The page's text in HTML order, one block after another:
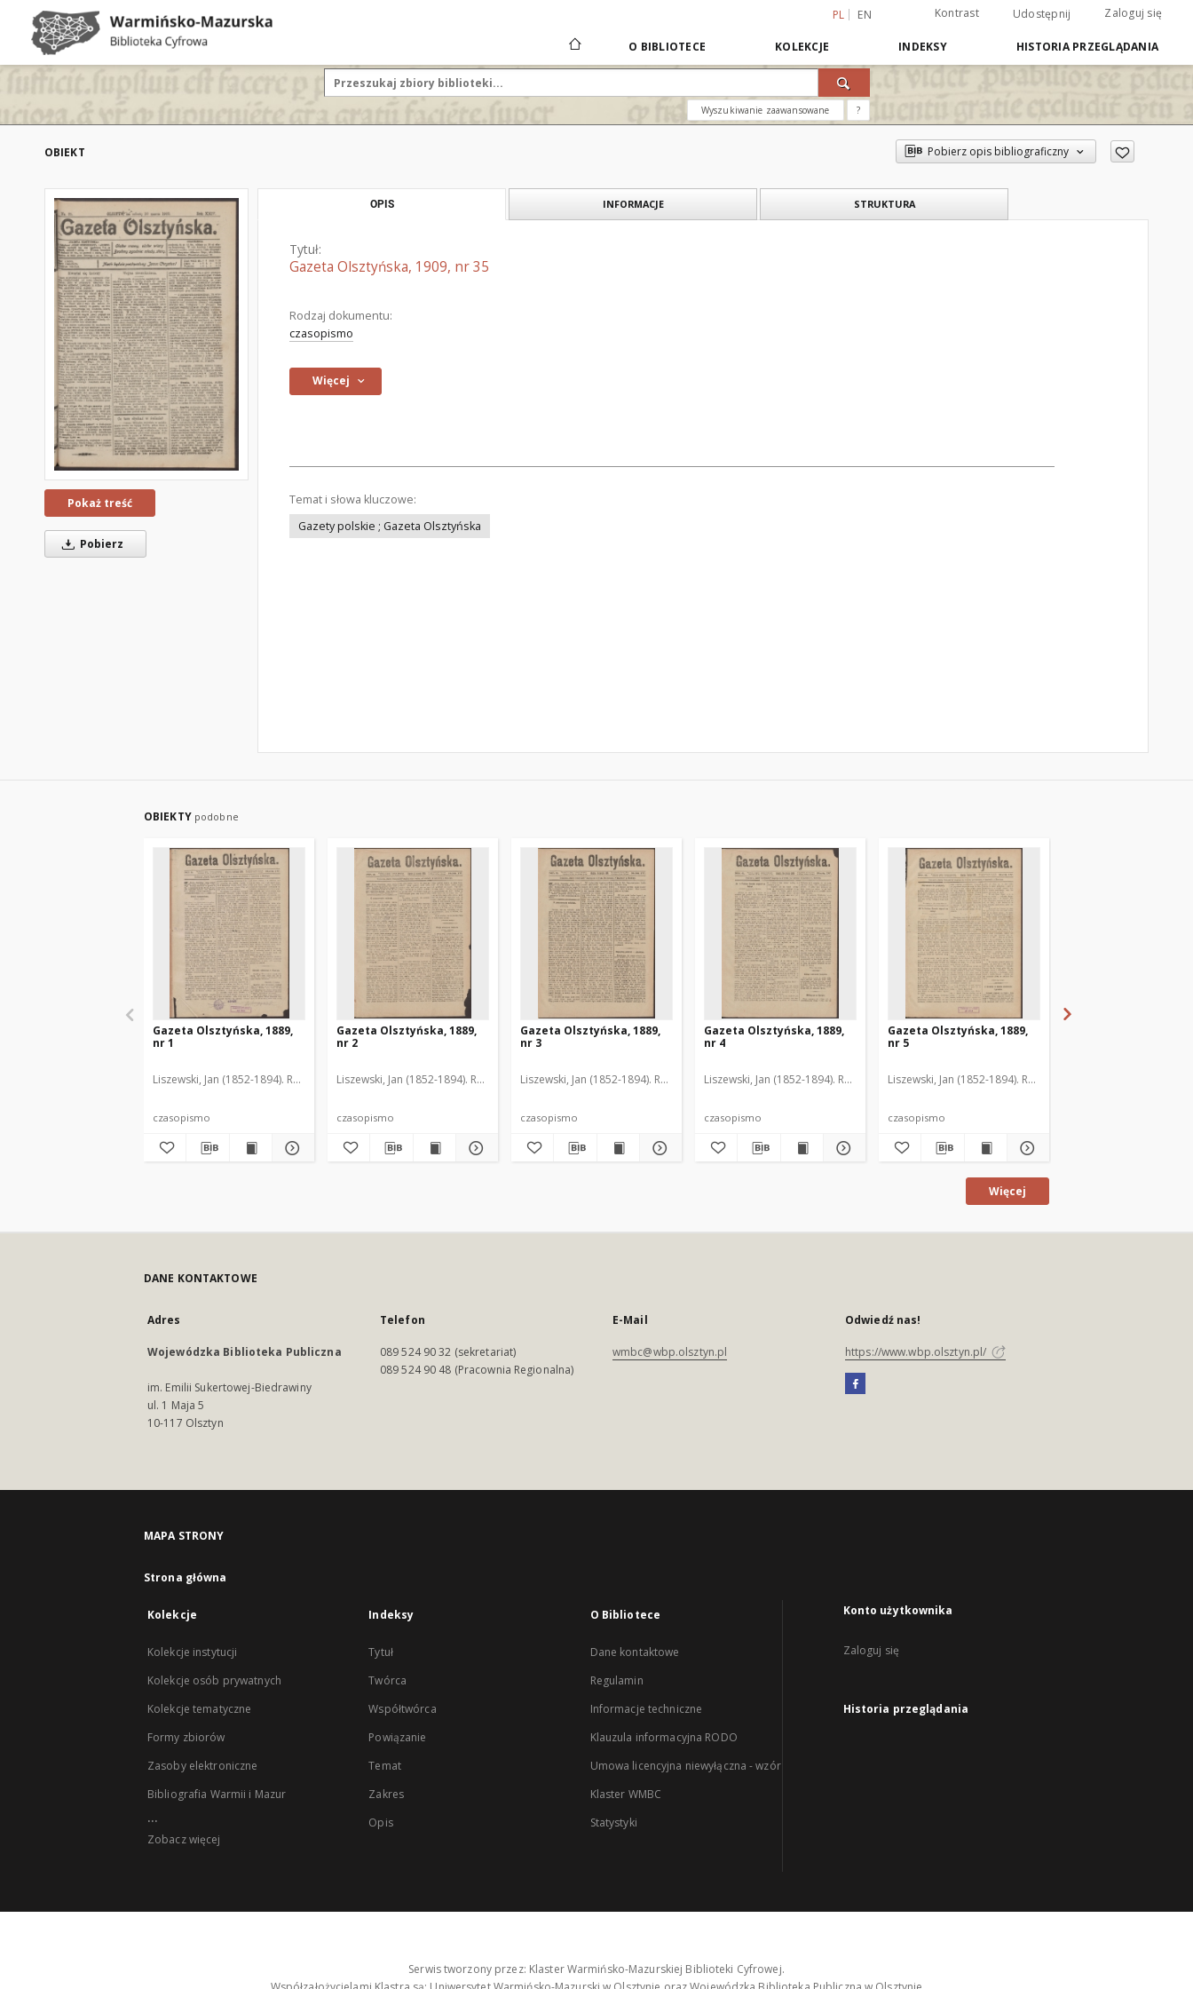
PL EN Kontrast Udostępnij Zaloguj się
O BIBLIOTECE KOLEKCJE INDEKSY HISTORIA PRZEGLĄDANIA
Wyszukiwanie zaawansowane ?
OBIEKT Pobierz opis bibliograficzny
Pokaż treść
Pobierz
OPIS INFORMACJE STRUKTURA
Tytuł:
Gazeta Olsztyńska, 1909, nr 35
Rodzaj dokumentu:
czasopismo
Więcej
Temat i słowa kluczowe:
Gazety polskie ; Gazeta Olsztyńska
OBIEKTY podobne
Gazeta Olsztyńska, 1889,
nr 1
Liszewski, Jan (1852-1894). Red.
czasopismo
Gazeta Olsztyńska, 1889,
nr 2
Liszewski, Jan (1852-1894). Red.
czasopismo
Gazeta Olsztyńska, 1889,
nr 3
Liszewski, Jan (1852-1894). Red.
czasopismo
Gazeta Olsztyńska, 1889,
nr 4
Liszewski, Jan (1852-1894). Red.
czasopismo
Gazeta Olsztyńska, 1889,
nr 5
Liszewski, Jan (1852-1894). Red.
czasopismo
Więcej
DANE KONTAKTOWE
Adres
Wojewódzka Biblioteka Publiczna
im. Emilii Sukertowej-Biedrawiny
ul. 1 Maja 5
10-117 Olsztyn
Telefon
089 524 90 32 (sekretariat)
089 524 90 48 (Pracownia Regionalna)
E-Mail
wmbc@wbp.olsztyn.pl
Odwiedź nas!
https://www.wbp.olsztyn.pl/
MAPA STRONY
Strona główna
Kolekcje
Kolekcje instytucji
Kolekcje osób prywatnych
Kolekcje tematyczne
Formy zbiorów
Zasoby elektroniczne
Bibliografia Warmii i Mazur
...
Zobacz więcej
Indeksy
Tytuł
Twórca
Współtwórca
Powiązanie
Temat
Zakres
Opis
O Bibliotece
Dane kontaktowe
Regulamin
Informacje techniczne
Klauzula informacyjna RODO
Umowa licencyjna niewyłączna - wzór
Klaster WMBC
Statystyki
Konto użytkownika
Zaloguj się
Historia przeglądania
Serwis tworzony przez: Klaster Warmińsko-Mazurskiej Biblioteki Cyfrowej.